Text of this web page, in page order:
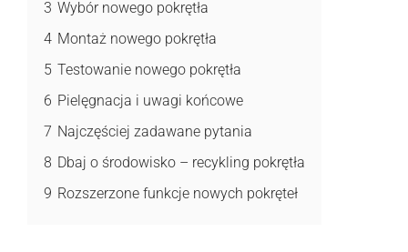
3 Wybór nowego pokrętła
4 Montaż nowego pokrętła
5 Testowanie nowego pokrętła
6 Pielęgnacja i uwagi końcowe
7 Najczęściej zadawane pytania
8 Dbaj o środowisko – recykling pokrętła
9 Rozszerzone funkcje nowych pokręteł